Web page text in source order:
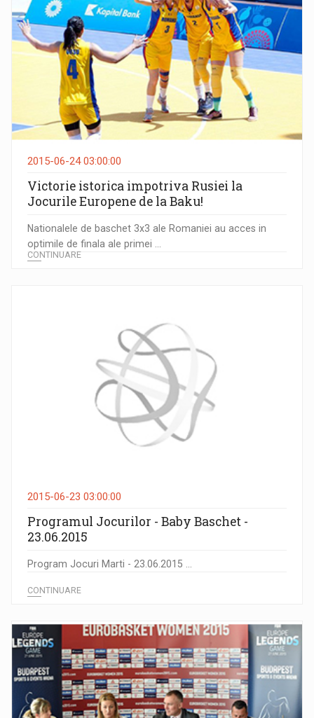
2015-06-24 03:00:00
Victorie istorica impotriva Rusiei la
Jocurile Europene de la Baku!
Nationalele de baschet 3x3 ale Romaniei au acces in
optimile de finala ale primei ...
CONTINUARE
2015-06-23 03:00:00
Programul Jocurilor - Baby Baschet -
23.06.2015
Program Jocuri Marti - 23.06.2015 ...
CONTINUARE